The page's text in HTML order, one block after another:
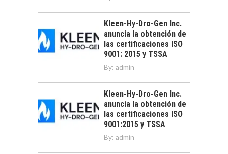
Kleen-Hy-Dro-Gen Inc.
anuncia la obtención de
las certificaciones ISO
9001: 2015 y TSSA
By: admin
Kleen-Hy-Dro-Gen Inc.
anuncia la obtención de
las certificaciones ISO
9001:2015 y TSSA
By: admin